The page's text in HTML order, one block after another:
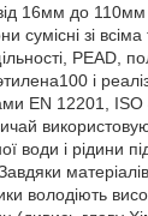
16мм до
сумісні зі
PEAD,
і
EN 12201,
води і рідини
володіють